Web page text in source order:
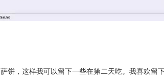
饼，这样我可以留下一些在第二天吃。我喜欢留